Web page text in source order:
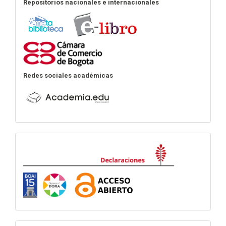
Repositorios nacionales e internacionales
Redes sociales académicas